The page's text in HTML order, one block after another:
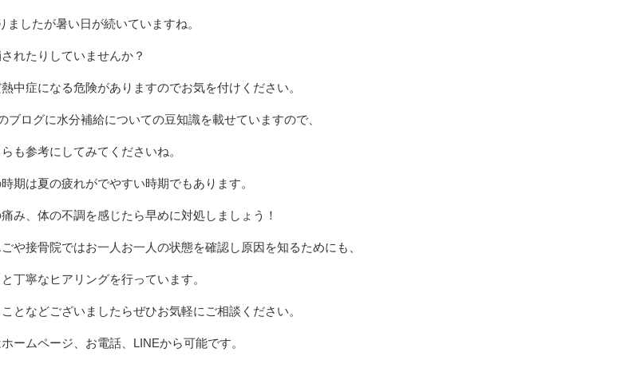
ましたが暑い日が続いていますね。
れたりしていませんか？
中症になる危険がありますのでお気を付けください。
ブログに水分補給についての豆知識を載せていますので、
も参考にしてみてくださいね。
期は夏の疲れがでやすい時期でもあります。
み、体の不調を感じたら早めに対処しましょう！
や接骨院ではお一人お一人の状態を確認し原因を知るためにも、
丁寧なヒアリングを行っています。
となどございましたらぜひお気軽にご相談ください。
ームページ、お電話、LINEから可能です。